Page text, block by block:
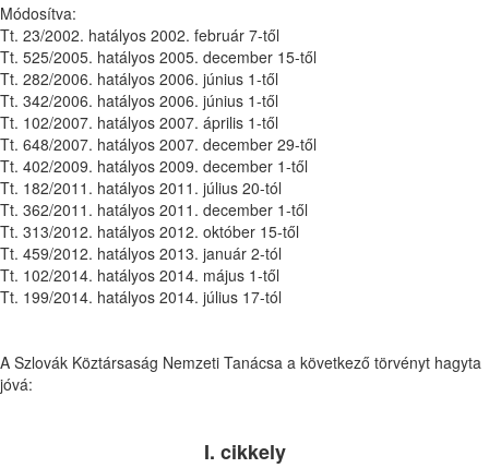
Módosítva:
Tt. 23/2002. hatályos 2002. február 7-től
Tt. 525/2005. hatályos 2005. december 15-től
Tt. 282/2006. hatályos 2006. június 1-től
Tt. 342/2006. hatályos 2006. június 1-től
Tt. 102/2007. hatályos 2007. április 1-től
Tt. 648/2007. hatályos 2007. december 29-től
Tt. 402/2009. hatályos 2009. december 1-től
Tt. 182/2011. hatályos 2011. július 20-tól
Tt. 362/2011. hatályos 2011. december 1-től
Tt. 313/2012. hatályos 2012. október 15-től
Tt. 459/2012. hatályos 2013. január 2-tól
Tt. 102/2014. hatályos 2014. május 1-től
Tt. 199/2014. hatályos 2014. július 17-tól
A Szlovák Köztársaság Nemzeti Tanácsa a következő törvényt hagyta
jóvá:
I. cikkely